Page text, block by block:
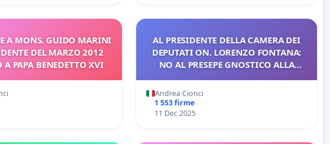
A MONS. GUIDO MARINI
DEL MARZO 2012
A PAPA BENEDETTO XVI
AL PRESIDENTE DELLA CAMERA DEI
DEPUTATI ON. LORENZO FONTANA:
NO AL PRESEPE GNOSTICO ALLA
Andrea Cionci
1 553 firme
11 Dec 2025